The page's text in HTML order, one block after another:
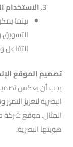
الاستخدام
بينما
التسويق
التفاعل
تصميم الموقع
يجب أن يعكس تصميم
البصرية لتعزيز
هويتها البصرية.